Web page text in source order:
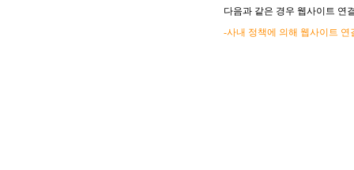
다음과 같은 경우 웹사이트 연
-사내 정책에 의해 웹사이트